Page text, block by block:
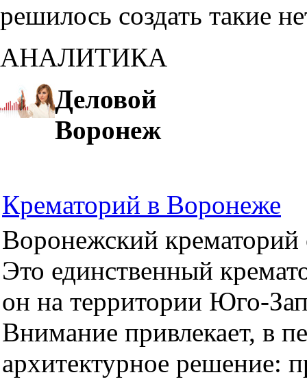
решилось создать такие
АНАЛИТИКА
Деловой
Воронеж
Крематорий в Воронеже
Воронежский крематорий
Это единственный
он на территории Юго-
Внимание привлекает, в
архитектурное решение: